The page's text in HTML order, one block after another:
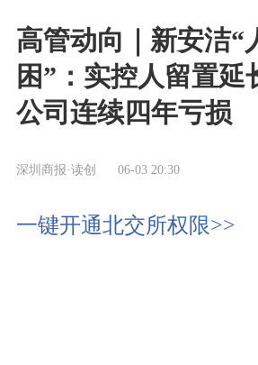
高管动向｜新安洁“
困”：实控人留置延
公司连续四年亏损
深圳商报·读创 06-03 20:30
一键开通北交所权限>>